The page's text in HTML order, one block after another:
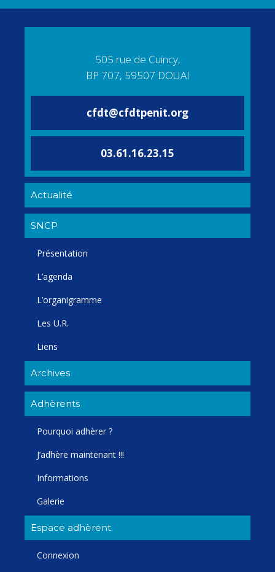
505 rue de Cuincy,
BP 707, 59507 DOUAI
cfdt@cfdtpenit.org
03.61.16.23.15
Actualité
SNCP
Présentation
L’agenda
L’organigramme
Les U.R.
Liens
Archives
Adhèrents
Pourquoi adhèrer ?
J’adhère maintenant !!!
Informations
Galerie
Espace adhèrent
Connexion